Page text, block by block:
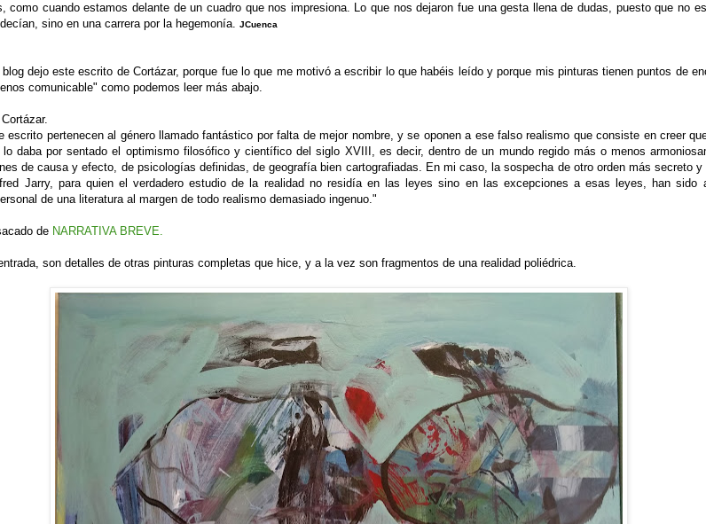
como cuando estamos delante de un cuadro que nos impresiona. Lo que nos dejaron fue una gesta llena de dudas, puesto que no
sino en una carrera por la hegemonía. JCuenca
dejo este escrito de Cortázar, porque fue lo que me motivó a escribir lo que habéis leído y porque mis pinturas tienen puntos de
comunicable" como podemos leer más abajo.
escrito pertenecen al género llamado fantástico por falta de mejor nombre, y se oponen a ese falso realismo que consiste en creer
daba por sentado el optimismo filosófico y científico del siglo XVIII, es decir, dentro de un mundo regido más o menos
de causa y efecto, de psicologías definidas, de geografía bien cartografiadas. En mi caso, la sospecha de otro orden más secreto
Jarry, para quien el verdadero estudio de la realidad no residía en las leyes sino en las excepciones a esas leyes, han sido
de una literatura al margen de todo realismo demasiado ingenuo."
de NARRATIVA BREVE.
son detalles de otras pinturas completas que hice, y a la vez son fragmentos de una realidad poliédrica.